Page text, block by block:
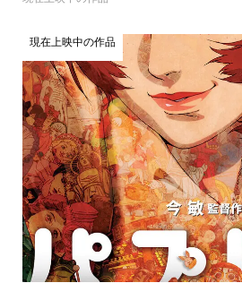
現在上映中の作品